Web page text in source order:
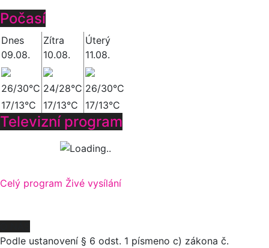
Počasí
Dnes
09.08.
Zítra
10.08.
Úterý
11.08.
26/30°C 24/28°C 26/30°C
17/13°C
17/13°C 17/13°C
Televizní program
Celý program Živé vysílání
Podle ustanovení § 6 odst. 1 písmeno c) zákona č.